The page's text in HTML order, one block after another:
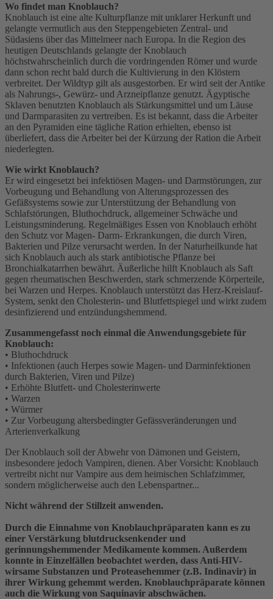
Wo findet man Knoblauch?
Knoblauch ist eine alte Kulturpflanze mit unklarer Herkunft und
gelangte vermutlich aus den Steppengebieten Zentral- und
Südasiens über das Mittelmeer nach Europa. In die Region des
heutigen Deutschlands gelangte der Knoblauch
höchstwahrscheinlich durch die vordringenden Römer und wurde
dann schon recht bald durch die Kultivierung in den Klöstern
verbreitet. Der Wildtyp gilt als ausgestorben. Er wird seit der Antike
als Nahrungs-, Gewürz- und Arzneipflanze genutzt. Ägyptische
Sklaven benutzten Knoblauch als Stärkungsmittel und um Läuse
und Darmparasiten zu vertreiben. Es ist bekannt, dass die Arbeiter
an den Pyramiden eine tägliche Ration erhielten, ebenso ist
überliefert, dass die Arbeiter bei der Kürzung der Ration die Arbeit
niederlegten.
Wie wirkt Knoblauch?
Er wird eingesetzt bei infektiösen Magen- und Darmstörungen, zur
Vorbeugung und Behandlung von Alterungsprozessen des
Gefäßsystems sowie zur Unterstützung der Behandlung von
Schlafstörungen, Bluthochdruck, allgemeiner Schwäche und
Leistungsminderung. Regelmäßiges Essen von Knoblauch erhöht
den Schutz vor Magen- Darm- Erkrankungen, die durch Viren,
Bakterien und Pilze verursacht werden. In der Naturheilkunde hat
sich Knoblauch auch als stark antibiotische Pflanze bei
Bronchialkatarrhen bewährt. Äußerliche hilft Knoblauch als Saft
gegen rheumatischen Beschwerden, stark schmerzende Körperteile,
bei Warzen und Herpes. Knoblauch unterstützt das Herz-Kreislauf-
System, senkt den Cholesterin- und Blutfettspiegel und wirkt zudem
desinfizierend und entzündungshemmend.
Zusammengefasst noch einmal die Anwendungsgebiete für
Knoblauch:
• Bluthochdruck
• Infektionen (auch Herpes sowie Magen- und Darminfektionen
durch Bakterien, Viren und Pilze)
• Erhöhte Blutfett- und Cholesterinwerte
• Warzen
• Würmer
• Zur Vorbeugung altersbedingter Gefässveränderungen und
Arterienverkalkung
Der Knoblauch soll der Abwehr von Dämonen und Geistern,
insbesondere jedoch Vampiren, dienen. Aber Vorsicht: Knoblauch
vertreibt nicht nur Vampire aus dem heimischen Schlafzimmer,
sondern möglicherweise auch den Lebenspartner...
Nicht während der Stillzeit anwenden.
Durch die Einnahme von Knoblauchpräparaten kann es zu
einer Verstärkung blutdrucksenkender und
gerinnungshemmender Medikamente kommen. Außerdem
konnte in Einzelfällen beobachtet werden, dass Anti-HIV-
wirsame Substanzen und Proteasehemmer (z.B. Indinavir) in
ihrer Wirkung gehemmt werden. Knoblauchpräparate können
auch die Wirkung von Saquinavir abschwächen.